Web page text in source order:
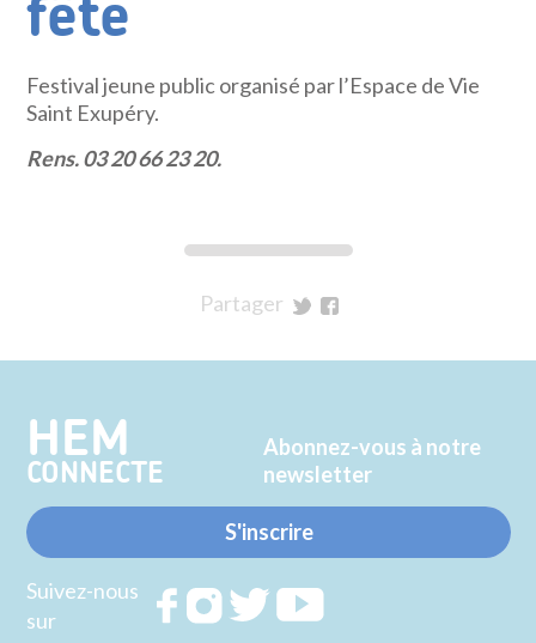
fête
Festival jeune public organisé par l’Espace de Vie
Saint Exupéry.
Rens. 03 20 66 23 20.
Partager
Twitter
Facebook
HEM
CONNECTE
Abonnez-vous à notre
newsletter
S'inscrire
Suivez-nous
sur
RejoignezRejoignezRejoignez